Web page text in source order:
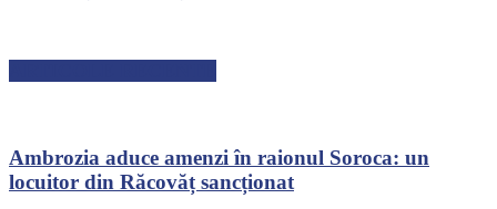
Ambrozia aduce amenzi în raionul Soroca: un
locuitor din Răcovăț sancționat